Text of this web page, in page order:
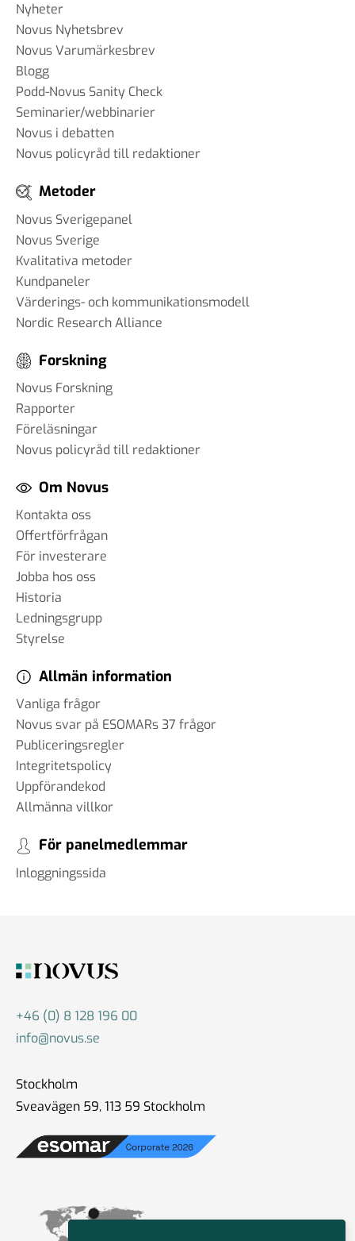
Nyheter
Novus Nyhetsbrev
Novus Varumärkesbrev
Blogg
Podd-Novus Sanity Check
Seminarier/webbinarier
Novus i debatten
Novus policyråd till redaktioner
Metoder
Novus Sverigepanel
Novus Sverige
Kvalitativa metoder
Kundpaneler
Värderings- och kommunikationsmodell
Nordic Research Alliance
Forskning
Novus Forskning
Rapporter
Föreläsningar
Novus policyråd till redaktioner
Om Novus
Kontakta oss
Offertförfrågan
För investerare
Jobba hos oss
Historia
Ledningsgrupp
Styrelse
Allmän information
Vanliga frågor
Novus svar på ESOMARs 37 frågor
Publiceringsregler
Integritetspolicy
Uppförandekod
Allmänna villkor
För panelmedlemmar
Inloggningssida
+46 (0) 8 128 196 00
info@novus.se
Stockholm
Sveavägen 59, 113 59 Stockholm